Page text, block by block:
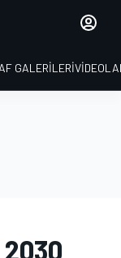
GALERILERI
2030